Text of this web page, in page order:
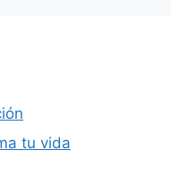
tu vida